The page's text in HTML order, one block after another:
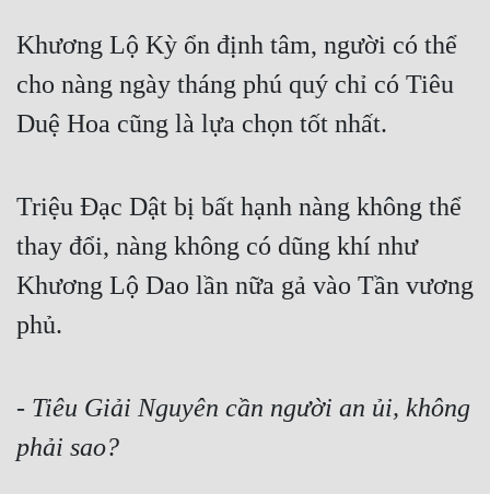
Khương Lộ Kỳ ổn định tâm, người có thể
cho nàng ngày tháng phú quý chỉ có Tiêu
Duệ Hoa cũng là lựa chọn tốt nhất.
Triệu Đạc Dật bị bất hạnh nàng không thể
thay đổi, nàng không có dũng khí như
Khương Lộ Dao lần nữa gả vào Tần vương
phủ.
- Tiêu Giải Nguyên cần người an ủi, không
phải sao?